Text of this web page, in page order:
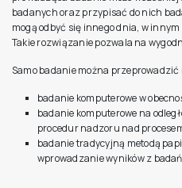
badanych oraz przypisać do nich
mogą odbyć się innego dnia, w
Takie rozwiązanie pozwala na
Samo badanie można przeprowadzić
badanie komputerowe w
badanie komputerowe na
procedur nadzoru nad
badanie tradycyjną metodą
wprowadzanie wyników z